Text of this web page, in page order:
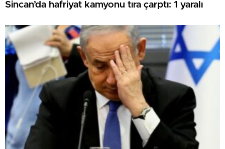
Sincan’da hafriyat kamyonu tıra çarptı: 1 yaralı